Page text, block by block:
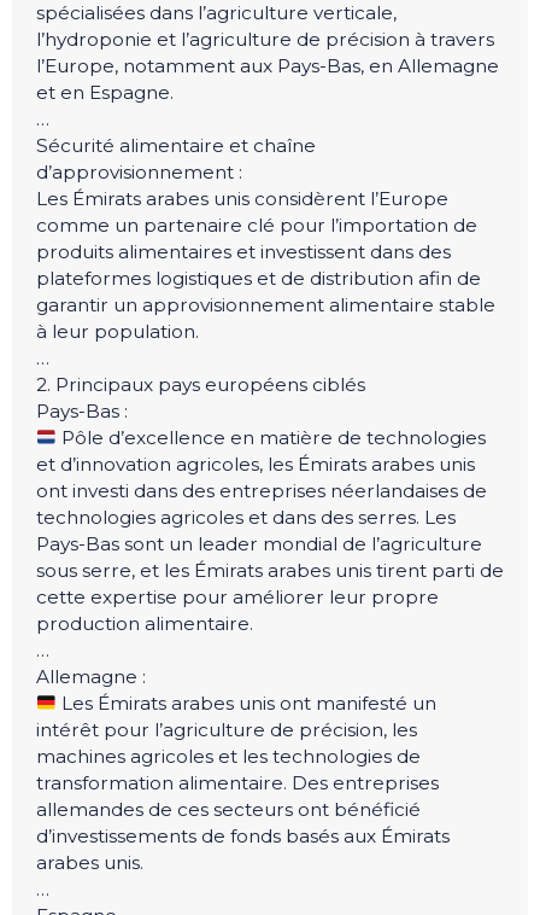
spécialisées dans l’agriculture verticale,
l’hydroponie et l’agriculture de précision à travers
l’Europe, notamment aux Pays-Bas, en Allemagne
et en Espagne.
…
Sécurité alimentaire et chaîne
d’approvisionnement :
Les Émirats arabes unis considèrent l’Europe
comme un partenaire clé pour l’importation de
produits alimentaires et investissent dans des
plateformes logistiques et de distribution afin de
garantir un approvisionnement alimentaire stable
à leur population.
…
2. Principaux pays européens ciblés
Pays-Bas :
Pôle d’excellence en matière de technologies
et d’innovation agricoles, les Émirats arabes unis
ont investi dans des entreprises néerlandaises de
technologies agricoles et dans des serres. Les
Pays-Bas sont un leader mondial de l’agriculture
sous serre, et les Émirats arabes unis tirent parti de
cette expertise pour améliorer leur propre
production alimentaire.
…
Allemagne :
Les Émirats arabes unis ont manifesté un
intérêt pour l’agriculture de précision, les
machines agricoles et les technologies de
transformation alimentaire. Des entreprises
allemandes de ces secteurs ont bénéficié
d’investissements de fonds basés aux Émirats
arabes unis.
…